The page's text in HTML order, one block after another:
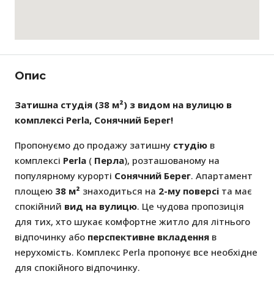
Опис
Затишна студія (38 м²) з видом на вулицю в
комплексі Perla, Сонячний Берег!
Пропонуємо до продажу затишну студію в
комплексі Perla ( Перла), розташованому на
популярному курорті Сонячний Берег. Апартамент
площею 38 м² знаходиться на 2-му поверсі та має
спокійний вид на вулицю. Це чудова пропозиція
для тих, хто шукає комфортне житло для літнього
відпочинку або перспективне вкладення в
нерухомість. Комплекс Perla пропонує все необхідне
для спокійного відпочинку.